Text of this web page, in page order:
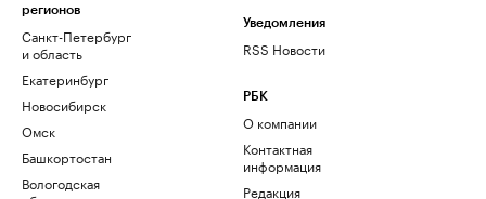
регионов
Санкт-Петербург
и область
Екатеринбург
Новосибирск
Омск
Башкортостан
Вологодская
Уведомления
RSS Новости
РБК
О компании
Контактная
информация
Редакция